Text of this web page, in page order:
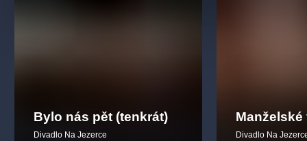
Bylo nás pět (tenkrát)
Divadlo Na Jezerce Divadlo Na